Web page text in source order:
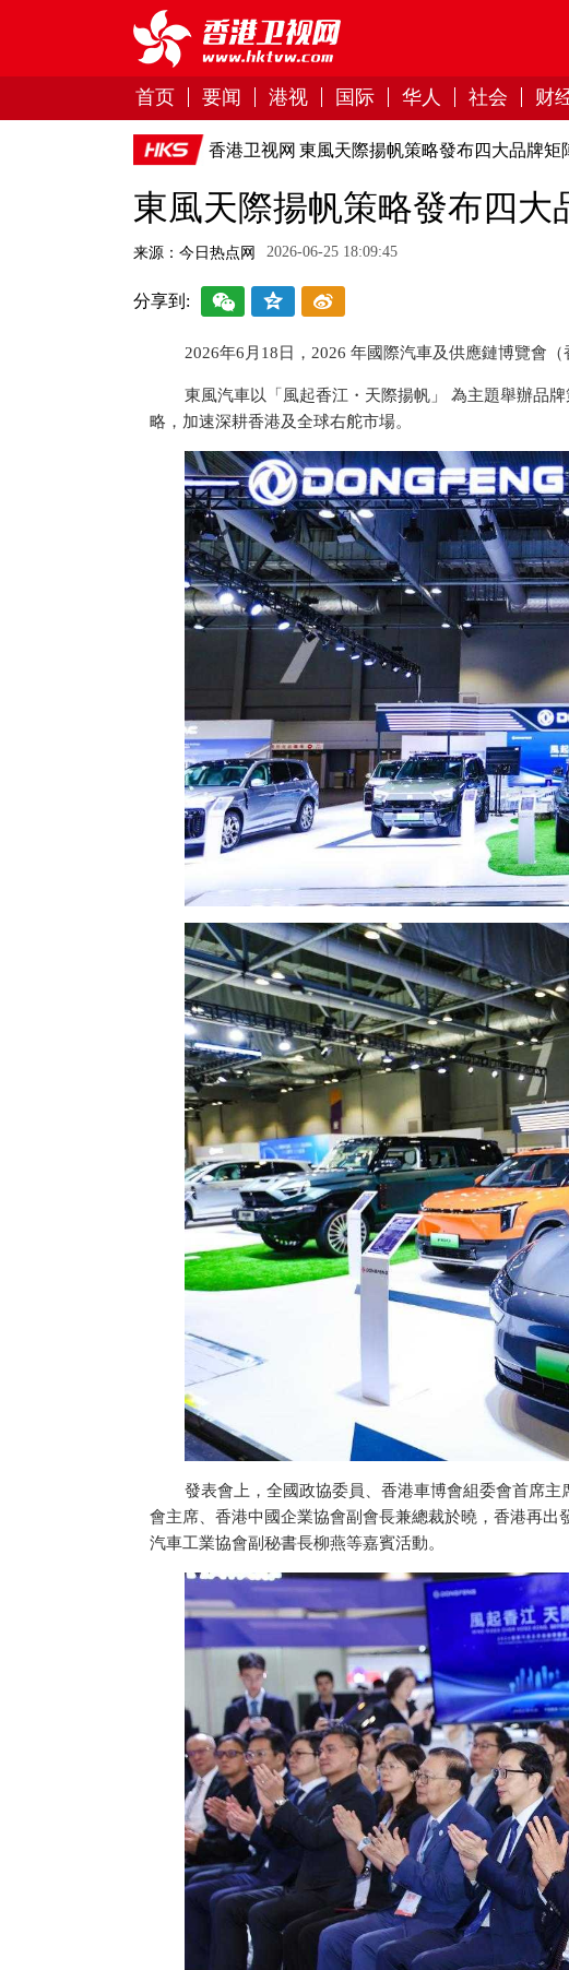
首页 要闻 港视 国际 华人 社会 财
香港卫视网 東風天際揚帆策略發布四大品牌矩
東風天際揚帆策略發布四大
来源：今日热点网 2026-06-25 18:09:45
分享到:
2026年6月18日，2026 年國際汽車及供應鏈博覽會
東風汽車以「風起香江・天際揚帆」 為主題舉辦品
略，加速深耕香港及全球右舵市場。
發表會上，全國政協委員、香港車博會組委會首席
會主席、香港中國企業協會副會長兼總裁於曉，香港再
汽車工業協會副秘書長柳燕等嘉賓活動。